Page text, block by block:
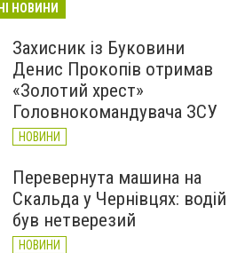
НОВИНИ
Захисник із Буковини
Денис Прокопів отримав
«Золотий хрест»
Головнокомандувача ЗСУ
НОВИНИ
Перевернута машина на
Скальда у Чернівцях: водій
був нетверезий
НОВИНИ